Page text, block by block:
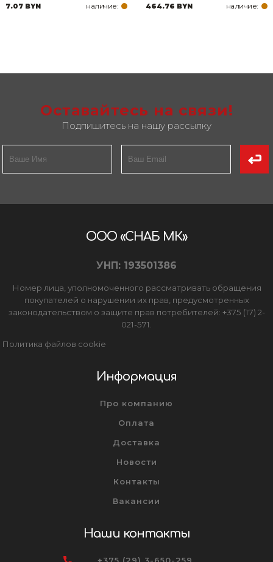
7.07 BYN наличие: 464.76 BYN наличие:
Оставайтесь на связи!
Подпишитесь на нашу рассылку
ООО «СНАБ МК»
УНП: 193501386
Номер лица, уполномоченного рассматривать обращения
покупателей о нарушении их прав, предусмотренных
законодательством о защите прав потребителей: +375 (17) 2-
021-571.
Политика файлов cookie
Информация
Про компанию
Оплата
Доставка
Новости
Контакты
Вакансии
Наши контакты
+375 (29) 3-650-259